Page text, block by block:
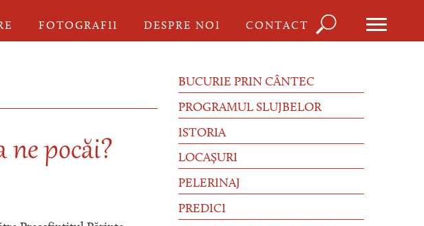
FOTOGRAFII DESPRE NOI CONTACT
căutare
ne pocăi?
BUCURIE PRIN CÂNTEC
PROGRAMUL SLUJBELOR
ISTORIA
LOCAȘURI
PELERINAJ
PREDICI